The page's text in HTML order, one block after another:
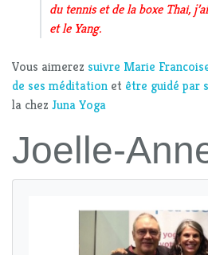
du tennis et de la boxe Thai,
et le Yang.
Vous aimerez suivre Marie
de ses méditation et être guidé par
la chez Juna Yoga
Joelle-